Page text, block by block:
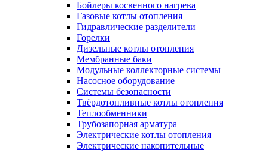
Бойлеры косвенного нагрева
Газовые котлы отопления
Гидравлические разделители
Горелки
Дизельные котлы отопления
Мембранные баки
Модульные коллекторные системы
Насосное оборудование
Системы безопасности
Твёрдотопливные котлы отопления
Теплообменники
Трубозапорная арматура
Электрические котлы отопления
Электрические накопительные